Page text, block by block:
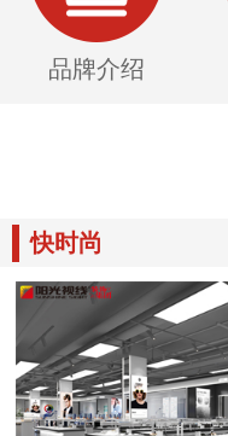
品牌介绍
快时尚